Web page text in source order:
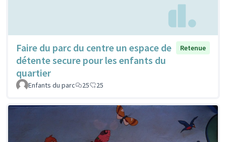
Faire du parc du centre un espace de
détente secure pour les enfants du
quartier
Retenue
Enfants du parc 25 25